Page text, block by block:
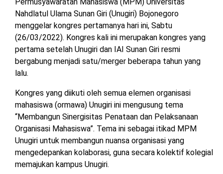
BERITABARU.CO
KABARBARU.CO
SERIKATNEWS.COM
PEWARTANUSANTARA.COM
LANGGAR.CO
JOBNAS.COM
SURAU.CO
REDAKSI
TENTANG
KAMI
KERJASAMA
PEDOMAN
MEDIA
Nahdlatul Ulama Sunan Giri (Unugiri) Bojonegoro
menggelar kongres pertamanya hari ini, Sabtu
(26/03/2022). Kongres kali ini merupakan kongres yang
pertama setelah Unugiri dan IAI Sunan Giri resmi
bergabung menjadi satu/merger beberapa tahun yang
lalu.
Kongres yang diikuti oleh semua elemen organisasi
mahasiswa (ormawa) Unugiri ini mengusung tema
“Membangun Sinergisitas Penataan dan Pelaksanaan
Organisasi Mahasiswa”. Tema ini sebagai itikad MPM
Unugiri untuk membangun nuansa organisasi yang
mengedepankan kolaborasi, guna secara kolektif kolegial
memajukan kampus Unugiri.